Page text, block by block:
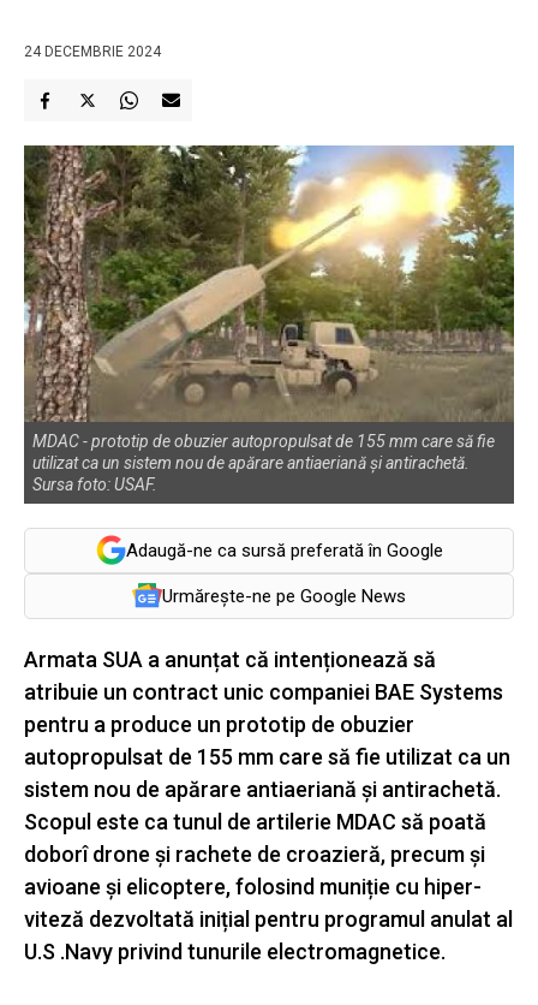
24 DECEMBRIE 2024
MDAC - prototip de obuzier autopropulsat de 155 mm care să fie
utilizat ca un sistem nou de apărare antiaeriană și antirachetă.
Sursa foto: USAF.
Adaugă-ne ca sursă preferată în Google
Urmărește-ne pe Google News
Armata SUA a anunțat că intenționează să
atribuie un contract unic companiei BAE Systems
pentru a produce un prototip de obuzier
autopropulsat de 155 mm care să fie utilizat ca un
sistem nou de apărare antiaeriană și antirachetă.
Scopul este ca tunul de artilerie MDAC să poată
doborî drone și rachete de croazieră, precum și
avioane și elicoptere, folosind muniție cu hiper-
viteză dezvoltată inițial pentru programul anulat al
U.S .Navy privind tunurile electromagnetice.